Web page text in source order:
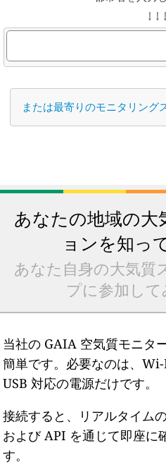
↓ ↓ ↓
または最寄りのモニタリング
あなたの地域の大
ョンを知っ
あなた自身の大気質
プに参加し
当社の GAIA 空気質モニタ
簡単です。必要なのは、
USB 対応の電源だけです。
接続すると、リアルタイム
および API を通じて即座に
す。